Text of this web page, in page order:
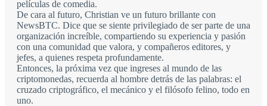
películas de comedia.
De cara al futuro, Christian ve un futuro brillante con
NewsBTC. Dice que se siente privilegiado de ser parte de una
organización increíble, compartiendo su experiencia y pasión
con una comunidad que valora, y compañeros editores, y
jefes, a quienes respeta profundamente.
Entonces, la próxima vez que ingreses al mundo de las
criptomonedas, recuerda al hombre detrás de las palabras: el
cruzado criptográfico, el mecánico y el filósofo felino, todo en
uno.